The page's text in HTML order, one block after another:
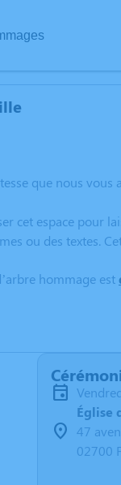
que nous
cet espace pour
ou des textes.
hommage est
Église
47
02700